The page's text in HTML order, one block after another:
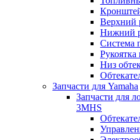
Верхний
Нижний
Система
Рукоятка
Низ
Запчасти для Yamaha
Запчасти для
3MHS